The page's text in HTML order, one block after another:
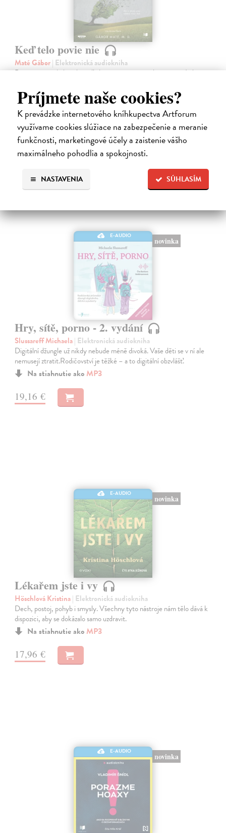
Príjmete naše cookies?
K prevádzke internetového kníhkupectva Artforum
využívame cookies slúžiace na zabezpečenie a meranie
funkčnosti, marketingové účely a zaistenie vášho
maximálneho pohodlia a spokojnosti.
SÚHLASÍM
NASTAVENIA
Keď telo povie nie
Maté Gábor| Elektronická audiokniha
Prevencia pred chorobami ľudstvo zamestnáva od nepamäti. Lekár a
využívame svoju mozgovú kapacitu, má vplyv aj na naše fyzické
zdravie.
Na stiahnutie akoMP3
14,45 €
E-AUDIO
novinka
Hry, sítě, porno - 2. vydání
Slussareff Michaela| Elektronická audiokniha
Digitální džungle už nikdy nebude méně divoká. Vaše děti se v ní ale
nemusejí ztratit.Rodičovství je těžké – a to digitální obzvlášť.
Na stiahnutie ako MP3
19,16 €
E-AUDIO
novinka
Lékařem jste i vy
Höschlová Kristina| Elektronická audiokniha
Dech, postoj, pohyb i smysly. Všechny tyto nástroje nám tělo dává k
dispozici, aby se dokázalo samo uzdravit.
Na stiahnutie ako MP3
17,96 €
E-AUDIO
novinka